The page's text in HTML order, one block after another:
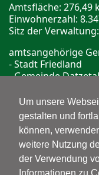
Um unsere
gestalten und
können,
weitere Nutzung
der Verwendung
Amtsfläche: 276,49
Einwohnerzahl:
Sitz der
amtsangehörige
- Stadt Friedland
- Gemeinde Datzetal
ärztliche
Telefon: 116 117